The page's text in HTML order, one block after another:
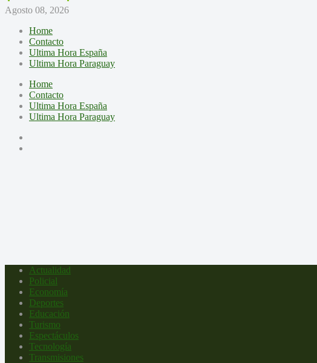
Agosto 08, 2026
Home
Contacto
Ultima Hora España
Ultima Hora Paraguay
Home
Contacto
Ultima Hora España
Ultima Hora Paraguay
Actualidad
Policial
Economía
Deportes
Educación
Turismo
Espectáculos
Tecnología
Transmisiones